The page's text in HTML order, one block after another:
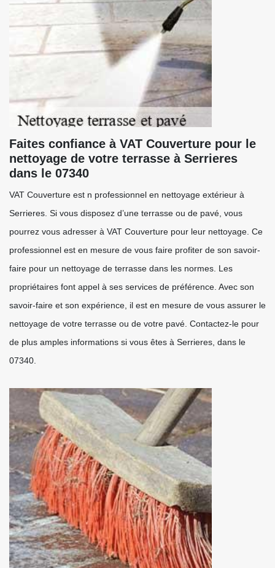
Faites confiance à VAT Couverture pour le
nettoyage de votre terrasse à Serrieres
dans le 07340
VAT Couverture est n professionnel en nettoyage extérieur à
Serrieres. Si vous disposez d’une terrasse ou de pavé, vous
pourrez vous adresser à VAT Couverture pour leur nettoyage. Ce
professionnel est en mesure de vous faire profiter de son savoir-
faire pour un nettoyage de terrasse dans les normes. Les
propriétaires font appel à ses services de préférence. Avec son
savoir-faire et son expérience, il est en mesure de vous assurer le
nettoyage de votre terrasse ou de votre pavé. Contactez-le pour
de plus amples informations si vous êtes à Serrieres, dans le
07340.